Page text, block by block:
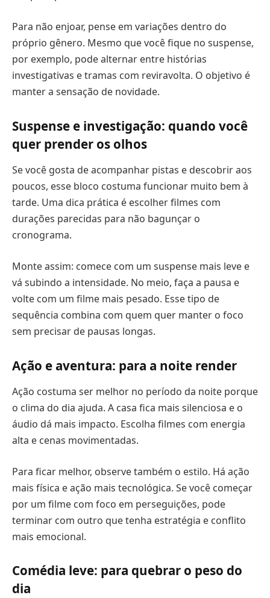
Para não enjoar, pense em variações dentro do
próprio gênero. Mesmo que você fique no suspense,
por exemplo, pode alternar entre histórias
investigativas e tramas com reviravolta. O objetivo é
manter a sensação de novidade.
Suspense e investigação: quando você
quer prender os olhos
Se você gosta de acompanhar pistas e descobrir aos
poucos, esse bloco costuma funcionar muito bem à
tarde. Uma dica prática é escolher filmes com
durações parecidas para não bagunçar o
cronograma.
Monte assim: comece com um suspense mais leve e
vá subindo a intensidade. No meio, faça a pausa e
volte com um filme mais pesado. Esse tipo de
sequência combina com quem quer manter o foco
sem precisar de pausas longas.
Ação e aventura: para a noite render
Ação costuma ser melhor no período da noite porque
o clima do dia ajuda. A casa fica mais silenciosa e o
áudio dá mais impacto. Escolha filmes com energia
alta e cenas movimentadas.
Para ficar melhor, observe também o estilo. Há ação
mais física e ação mais tecnológica. Se você começar
por um filme com foco em perseguições, pode
terminar com outro que tenha estratégia e conflito
mais emocional.
Comédia leve: para quebrar o peso do
dia